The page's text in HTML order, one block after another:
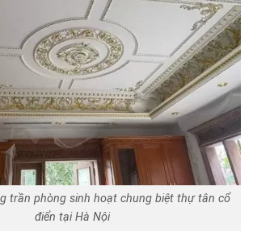
trần phòng sinh hoạt chung biệt thự tân cổ
điển tại Hà Nội